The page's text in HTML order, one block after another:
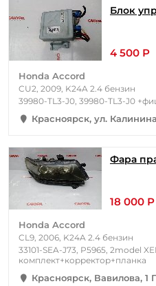
Блок
4 500 Р
Honda Accord
CU2, 2009, K24A 2.4 бензин
39980-TL3-J0, 39980-TL3-J0
Красноярск, ул.
Фара
18 000 Р
Honda Accord
CL9, 2006, K24A 2.4 бензин
33101-SEA-J73, P5965, 2model
комплект+корректор+планка
Красноярск, Вавилова, 1